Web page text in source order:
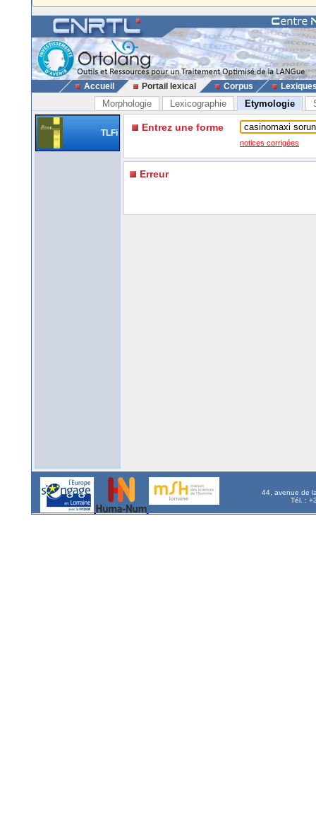
Accueil Portail lexical Corpus
Morphologie Lexicographie Etymologie
TLFi Entrez une forme
notices corrigées
Erreur
44, avenue de
Tél. :